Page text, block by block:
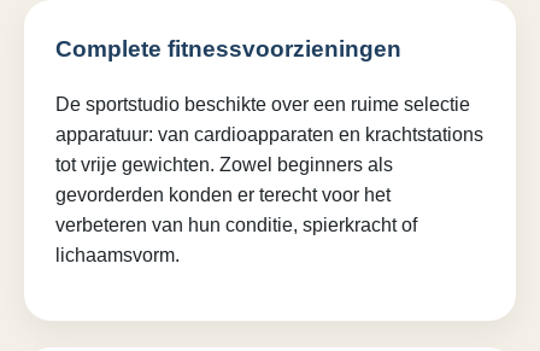
Complete fitnessvoorzieningen
De sportstudio beschikte over een ruime selectie
apparatuur: van cardioapparaten en krachtstations
tot vrije gewichten. Zowel beginners als
gevorderden konden er terecht voor het
verbeteren van hun conditie, spierkracht of
lichaamsvorm.